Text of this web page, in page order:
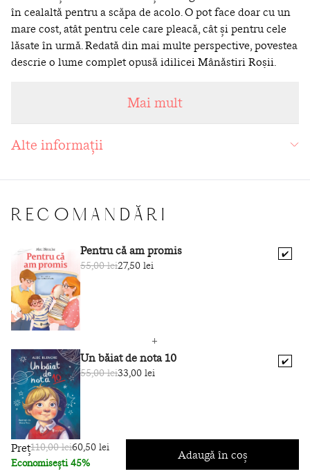
în cealaltă pentru a scăpa de acolo. O pot face doar cu un
mare cost, atât pentru cele care pleacă, cât şi pentru cele
lăsate în urmă. Redată din mai multe perspective, povestea
descrie o lume complet opusă idilicei Mânăstiri Roşii.
pragmatică (...). Îşi încarcă cititorul cu voinţă, speranţă şi
optimism şi îl încurajează să meargă spre lumină, fără
teamă.”Johanna Vuoksenmaa, în argumentarea Premiului
Finlandia Junior
scriitoare de literatură fantasy. PentruMaresi, cartea care
primit premiul Finlandia Junior 2014, iar drepturile de
www.mariaturtschaninoff.com
Mai mult
Alte informații
RECOMANDĂRI
✔️
Pentru că am promis
55,00 lei27,50 lei
✔️
Un băiat de nota 10
55,00 lei33,00 lei
Preț110,00 lei60,50 lei
Economisești 45%
Adaugă în coș